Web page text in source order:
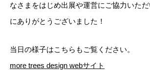
なさまをはじめ出展や運営にご協力いた
にありがとうございました！
当日の様子はこちらもご覧ください。
more trees design webサイト